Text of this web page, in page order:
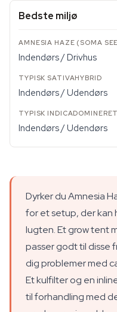
Bedste miljø
Indendørs / Drivhus
Indendørs / Udendørs
Indendørs / Udendørs
Dyrker du Amnesia
for et setup, der
lugten. Et grow tent
passer godt til disse
dig problemer med
Et kulfilter og en
til forhandling med